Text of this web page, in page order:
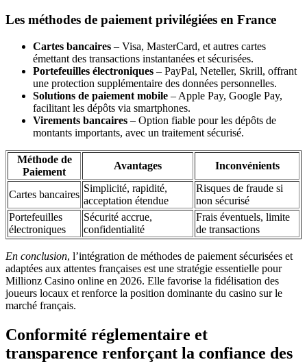
Les méthodes de paiement privilégiées en France
Cartes bancaires – Visa, MasterCard, et autres cartes
émettant des transactions instantanées et sécurisées.
Portefeuilles électroniques – PayPal, Neteller, Skrill, offrant
une protection supplémentaire des données personnelles.
Solutions de paiement mobile – Apple Pay, Google Pay,
facilitant les dépôts via smartphones.
Virements bancaires – Option fiable pour les dépôts de
montants importants, avec un traitement sécurisé.
Méthode de
Paiement
Avantages Inconvénients
Cartes bancaires
Simplicité, rapidité,
acceptation étendue
Risques de fraude si
non sécurisé
Portefeuilles
électroniques
Sécurité accrue,
confidentialité
Frais éventuels, limite
de transactions
En conclusion, l’intégration de méthodes de paiement sécurisées et
adaptées aux attentes françaises est une stratégie essentielle pour
Millionz Casino online en 2026. Elle favorise la fidélisation des
joueurs locaux et renforce la position dominante du casino sur le
marché français.
Conformité réglementaire et
transparence renforçant la confiance des